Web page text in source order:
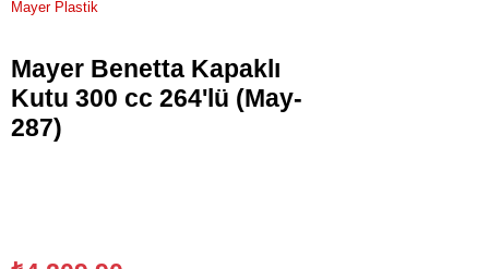
Mayer Plastik
Mayer Benetta Kapaklı
Kutu 300 cc 264'lü (May-
287)